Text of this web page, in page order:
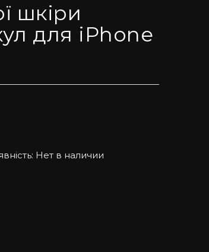
шкіри
для iPhone
Нет в наличии